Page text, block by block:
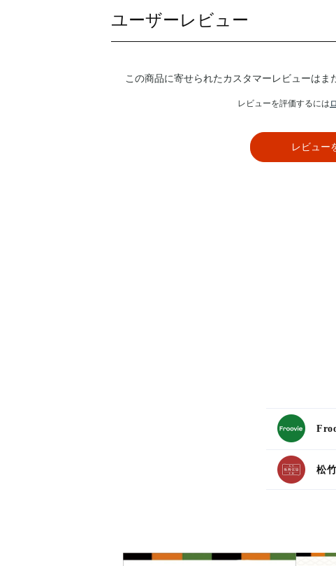
ユーザーレビュー
この商品に寄せられたカスタマーレビューはま
レビューを評価するには
レビュー
松